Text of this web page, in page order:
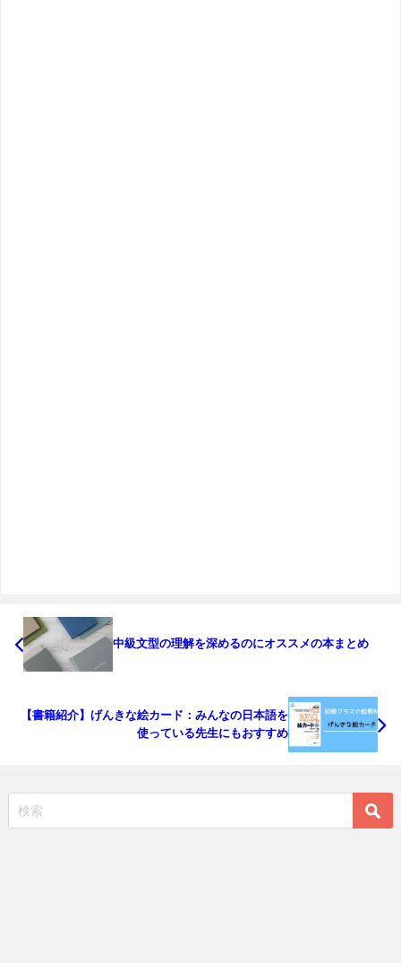
中級文型の理解を深めるのにオススメの本まとめ
【書籍紹介】げんきな絵カード：みんなの日本語を
使っている先生にもおすすめ